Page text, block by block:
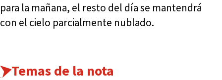
para la mañana, el resto del día se mantendrá
con el cielo parcialmente nublado.
Temas de la nota